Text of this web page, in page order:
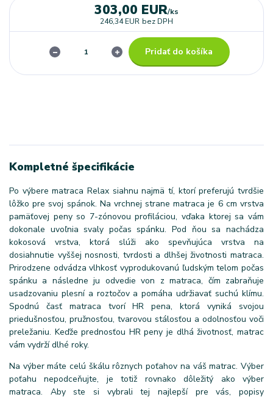
303,00 EUR/ks
246,34 EUR bez DPH
Pridať do košíka
Kompletné špecifikácie
Po výbere matraca Relax siahnu najmä tí, ktorí preferujú tvrdšie
lôžko pre svoj spánok. Na vrchnej strane matraca je 6 cm vrstva
pamäťovej peny so 7-zónovou profiláciou, vďaka ktorej sa vám
dokonale uvoľnia svaly počas spánku. Pod ňou sa nachádza
kokosová vrstva, ktorá slúži ako spevňujúca vrstva na
dosiahnutie vyššej nosnosti, tvrdosti a dlhšej životnosti matraca.
Prirodzene odvádza vlhkosť vyprodukovanú ľudským telom počas
spánku a následne ju odvedie von z matraca, čím zabraňuje
usadzovaniu plesní a roztočov a pomáha udržiavať suchú klímu.
Spodnú časť matraca tvorí HR pena, ktorá vyniká svojou
priedušnosťou, pružnosťou, tvarovou stálosťou a odolnosťou voči
preležaniu. Keďže prednosťou HR peny je dlhá životnosť, matrac
vám vydrží dlhé roky.
Na výber máte celú škálu rôznych poťahov na váš matrac. Výber
poťahu nepodceňujte, je totiž rovnako dôležitý ako výber
matraca. Aby ste si vybrali tej najlepší pre vás, popisy